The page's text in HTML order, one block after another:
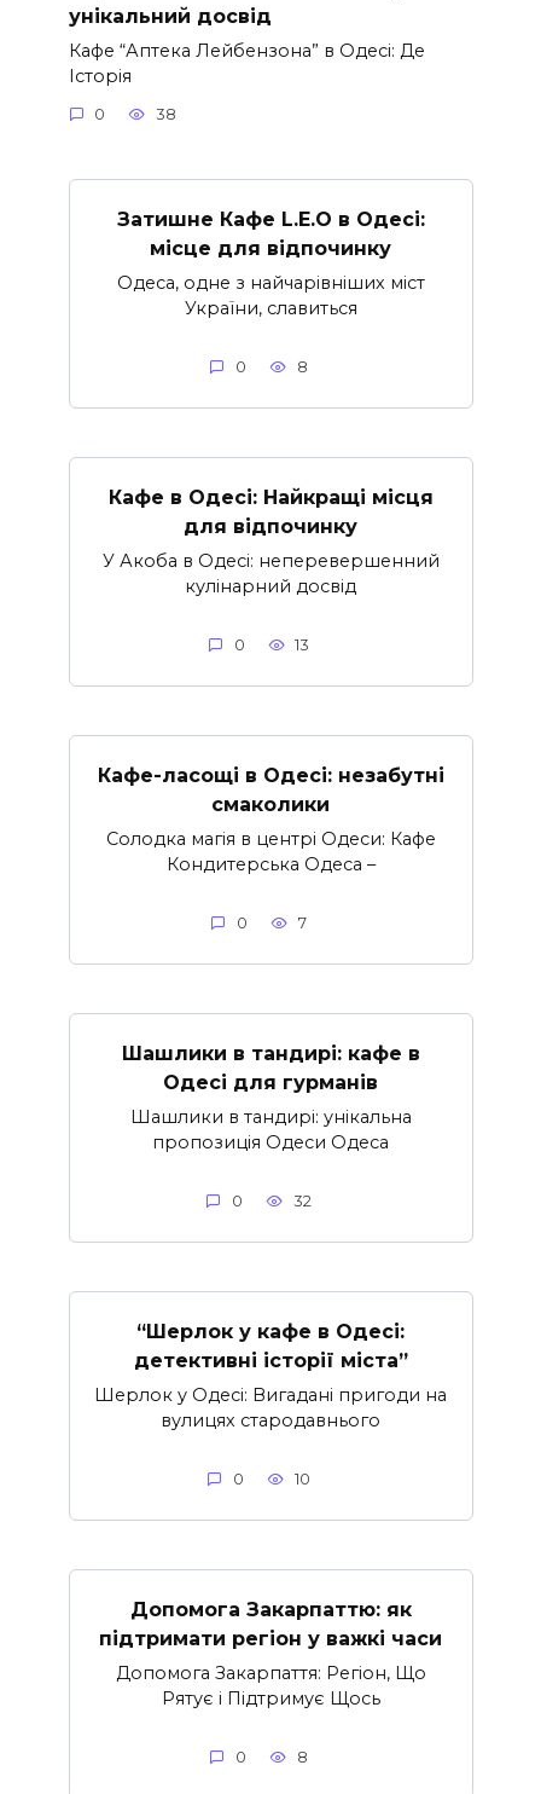
унікальний досвід
Кафе “Аптека Лейбензона” в Одесі: Де
Історія
0 38
Затишне Кафе L.E.O в Одесі:
місце для відпочинку
Одеса, одне з найчарівніших міст
України, славиться
0 8
Кафе в Одесі: Найкращі місця
для відпочинку
У Акоба в Одесі: неперевершенний
кулінарний досвід
0 13
Кафе-ласощі в Одесі: незабутні
смаколики
Солодка магія в центрі Одеси: Кафе
Кондитерська Одеса –
0 7
Шашлики в тандирі: кафе в
Одесі для гурманів
Шашлики в тандирі: унікальна
пропозиція Одеси Одеса
0 32
“Шерлок у кафе в Одесі:
детективні історії міста”
Шерлок у Одесі: Вигадані пригоди на
вулицях стародавнього
0 10
Допомога Закарпаттю: як
підтримати регіон у важкі часи
Допомога Закарпаття: Регіон, Що
Рятує і Підтримує Щось
0 8